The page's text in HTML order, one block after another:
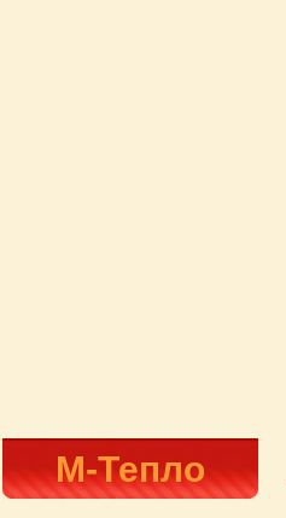
М-Тепло